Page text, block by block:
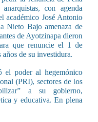
con agenda
académico José Antonio
Nieto Bajo amenaza de
de Ayotzinapa dieron
que renuncie el 1 de
de su investidura.
el poder al hegemónico
(PRI), sectores de los
a su gobierno,
y educativa. En plena